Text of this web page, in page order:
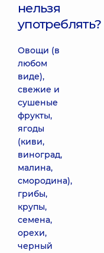
нельзя
употреблять?
Овощи (в
любом
виде),
свежие и
сушеные
фрукты,
ягоды
(киви,
виноград,
малина,
смородина),
грибы,
крупы,
семена,
орехи,
черный